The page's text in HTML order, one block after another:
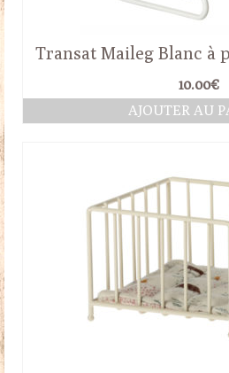
Transat Maileg Blanc à
10.00€
AJOUTER AU